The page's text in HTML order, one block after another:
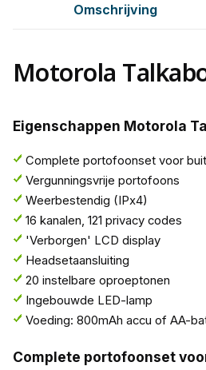
Omschrijving
Motorola
Eigenschappen Motorola
Complete portofoonset voor
Vergunningsvrije portofoons
Weerbestendig (IPx4)
16 kanalen, 121 privacy codes
'Verborgen' LCD display
Headsetaansluiting
20 instelbare oproeptonen
Ingebouwde LED-lamp
Voeding: 800mAh accu of AA-
Complete portofoonset